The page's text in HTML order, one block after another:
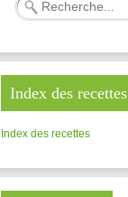
Index des recettes
Index des recettes